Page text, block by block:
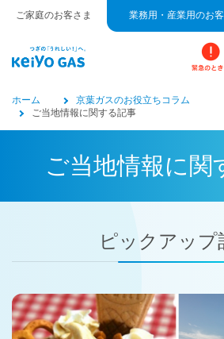
ご家庭のお客さま 業務用・産業用のお客
ホーム
京葉ガスのお役立ちコラム
ご当地情報に関する記事
ご当地情報に関
ピックアップ